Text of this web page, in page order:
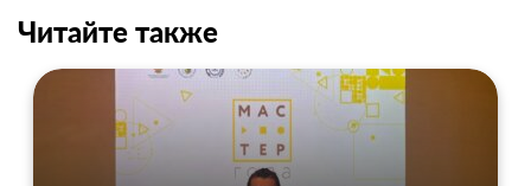
Читайте также